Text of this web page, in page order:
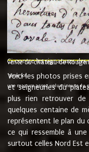
et chavannes conseiller
que le dit seigneur Baron
de la Velliere tout ainsi
présent......"
suivent les rentes,
Ci contre les signatures des
vente du château de
"3ème lot
une mazure assez volumineuse du
Voici les photos prises
et seigneuries du
plus rien retrouver de
quelques centaine de
représentent le plan du
ce qui ressemble à
surtout celles Nord Est